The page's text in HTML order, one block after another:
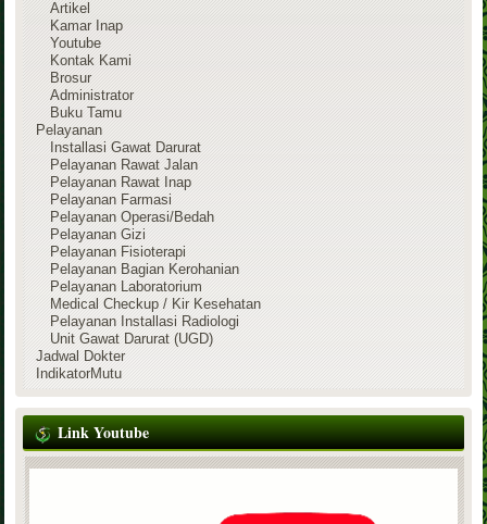
Artikel
Kamar Inap
Youtube
Kontak Kami
Brosur
Administrator
Buku Tamu
Pelayanan
Installasi Gawat Darurat
Pelayanan Rawat Jalan
Pelayanan Rawat Inap
Pelayanan Farmasi
Pelayanan Operasi/Bedah
Pelayanan Gizi
Pelayanan Fisioterapi
Pelayanan Bagian Kerohanian
Pelayanan Laboratorium
Medical Checkup / Kir Kesehatan
Pelayanan Installasi Radiologi
Unit Gawat Darurat (UGD)
Jadwal Dokter
IndikatorMutu
Link Youtube